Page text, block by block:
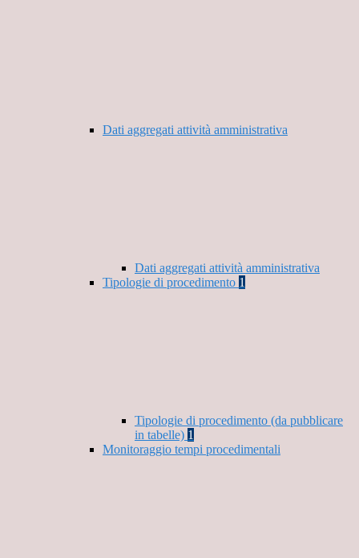
Dati aggregati attività amministrativa
Dati aggregati attività amministrativa
Tipologie di procedimento 1
Tipologie di procedimento (da pubblicare
in tabelle) 1
Monitoraggio tempi procedimentali